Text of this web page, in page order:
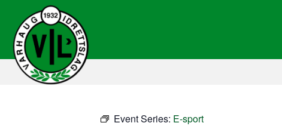
Event Series: E-sport